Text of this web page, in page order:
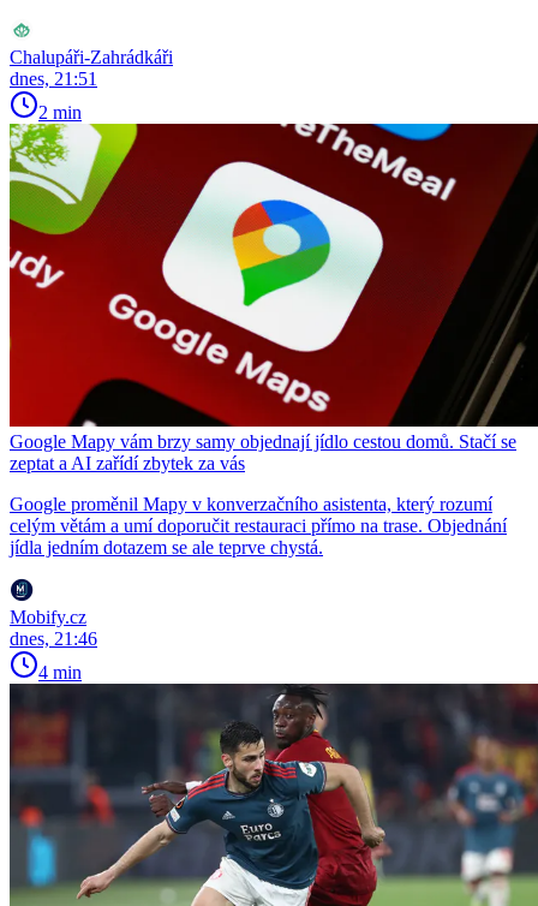
Chalupáři-Zahrádkáři
dnes, 21:51
2 min
Google Mapy vám brzy samy objednají jídlo cestou domů. Stačí se
zeptat a AI zařídí zbytek za vás
Google proměnil Mapy v konverzačního asistenta, který rozumí
celým větám a umí doporučit restauraci přímo na trase. Objednání
jídla jedním dotazem se ale teprve chystá.
Mobify.cz
dnes, 21:46
4 min